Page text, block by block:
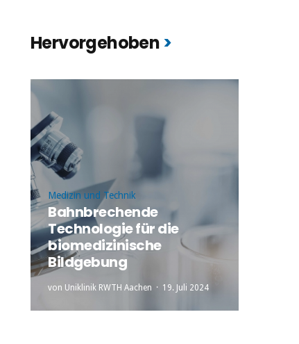
Hervorgehoben
Medizin und Technik
Bahnbrechende
Technologie für die
biomedizinische
Bildgebung
von Uniklinik RWTH Aachen 19. Juli 2024